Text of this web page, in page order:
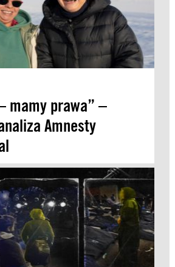
mamy prawa” –
Amnesty